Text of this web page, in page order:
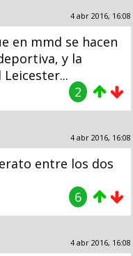
4 abr 2016, 16:08
en mmd se hacen
y la
2
4 abr 2016, 16:08
entre los dos
6
4 abr 2016, 16:08